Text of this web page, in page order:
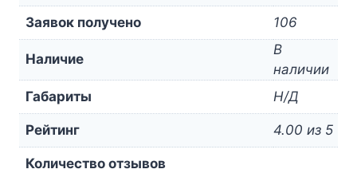
Заявок получено 106
Наличие
В
наличии
Габариты
Н/Д
Рейтинг 4.00 из 5
Количество отзывов